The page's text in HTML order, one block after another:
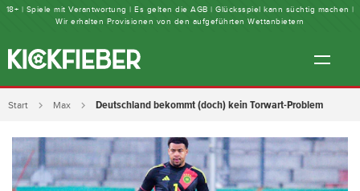
18+ | Spiele mit Verantwortung | Es gelten die AGB | Glücksspiel kann süchtig machen |
Wir erhalten Provisionen von den aufgeführten Wettanbietern
Start Max Deutschland bekommt (doch) kein Torwart-Problem